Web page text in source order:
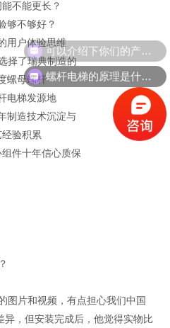
不能更长？
够不够好？
用户体验思维
择了瑞典制造的
螺母螺杆
电梯发源地
制造技术沉淀与
验积累
件十年信心质保
片和视频，有点担心我们中国
异，但安装完成后，他觉得实物比